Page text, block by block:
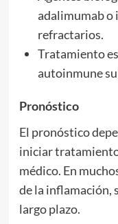
adalimumab o
refractarios.
Tratamiento
autoinmune
Pronóstico
El pronóstico
iniciar
médico. En
de la inflamación,
largo plazo.